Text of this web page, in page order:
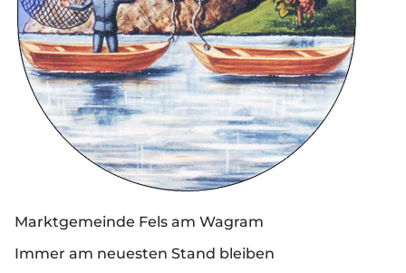
Marktgemeinde Fels am Wagram
Immer am neuesten Stand bleiben